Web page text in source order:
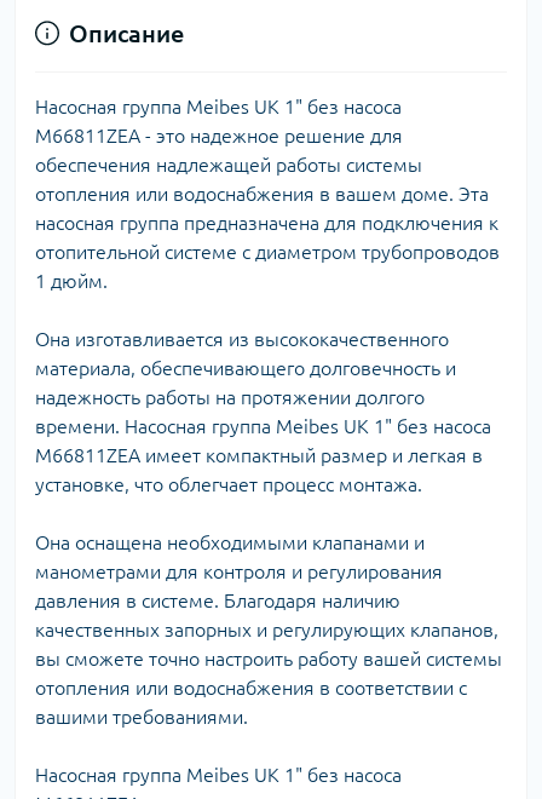
Описание
Насосная группа Meibes UK 1" без насоса
M66811ZEA - это надежное решение для
обеспечения надлежащей работы системы
отопления или водоснабжения в вашем доме. Эта
насосная группа предназначена для подключения к
отопительной системе с диаметром трубопроводов
1 дюйм.
Она изготавливается из высококачественного
материала, обеспечивающего долговечность и
надежность работы на протяжении долгого
времени. Насосная группа Meibes UK 1" без насоса
M66811ZEA имеет компактный размер и легкая в
установке, что облегчает процесс монтажа.
Она оснащена необходимыми клапанами и
манометрами для контроля и регулирования
давления в системе. Благодаря наличию
качественных запорных и регулирующих клапанов,
вы сможете точно настроить работу вашей системы
отопления или водоснабжения в соответствии с
вашими требованиями.
Насосная группа Meibes UK 1" без насоса